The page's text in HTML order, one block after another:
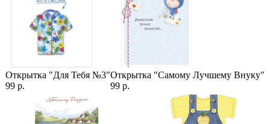
Розы,101 Роза Розовые Розы 101 Роза оптом
Роза Пинк Аваланж
Открытка "Для Тебя №3"
99 р.
Открытка "Самому Лучшему Внуку"
99 р.